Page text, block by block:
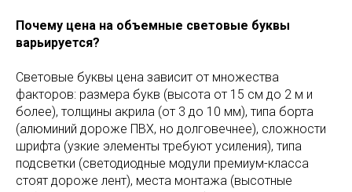
Почему цена на объемные световые буквы
варьируется?
Световые буквы цена зависит от множества
факторов: размера букв (высота от 15 см до 2 м и
более), толщины акрила (от 3 до 10 мм), типа борта
(алюминий дороже ПВХ, но долговечнее), сложности
шрифта (узкие элементы требуют усиления), типа
подсветки (светодиодные модули премиум-класса
стоят дороже лент), места монтажа (высотные